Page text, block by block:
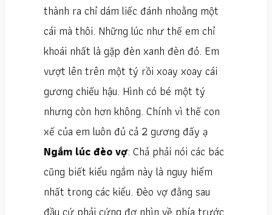
thành ra chỉ dám liếc đánh nhoằng một
cái mà thôi. Những lúc như thế em chỉ
khoái nhất là gặp đèn xanh đèn đỏ. Em
vượt lên trên một tý rồi xoay xoay cái
gương chiếu hậu. Hình có bé một tý
nhưng còn hơn không. Chính vì thế con
xế của em luôn đủ cả 2 gương đấy ạ
Ngắm lúc đèo vợ: Chả phải nói các bác
cũng biết kiểu ngắm này là nguy hiểm
nhất trong các kiểu. Đèo vợ đằng sau